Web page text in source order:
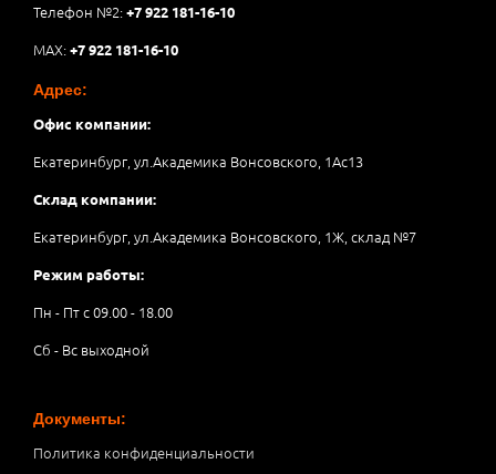
Телефон №2:+7 922 181-16-10
MAX:+7 922 181-16-10
Адрес:
Офис компании:
Екатеринбург, ул.Академика Вонсовского, 1Аc13
Склад компании:
Екатеринбург, ул.Академика Вонсовского, 1Ж, склад №7
Режим работы:
Пн - Пт с 09.00 - 18.00
Сб - Вс выходной
Документы:
Политика конфиденциальности